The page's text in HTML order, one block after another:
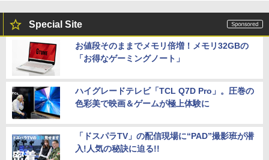
Special Site
お値段そのままでメモリ倍増！メモリ32GBの
「お得なゲーミングノート」
ハイグレードテレビ「TCL Q7D Pro」。圧巻の
色彩美で映画＆ゲームが極上体験に
「ドスパラTV」の配信現場に“PAD”撮影班が潜
入!人気の秘訣に迫る!!